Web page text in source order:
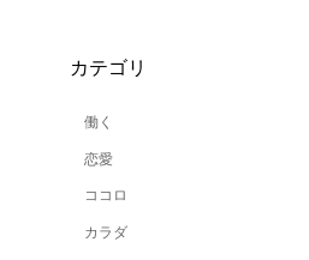
カテゴリ
働く
恋愛
ココロ
カラダ